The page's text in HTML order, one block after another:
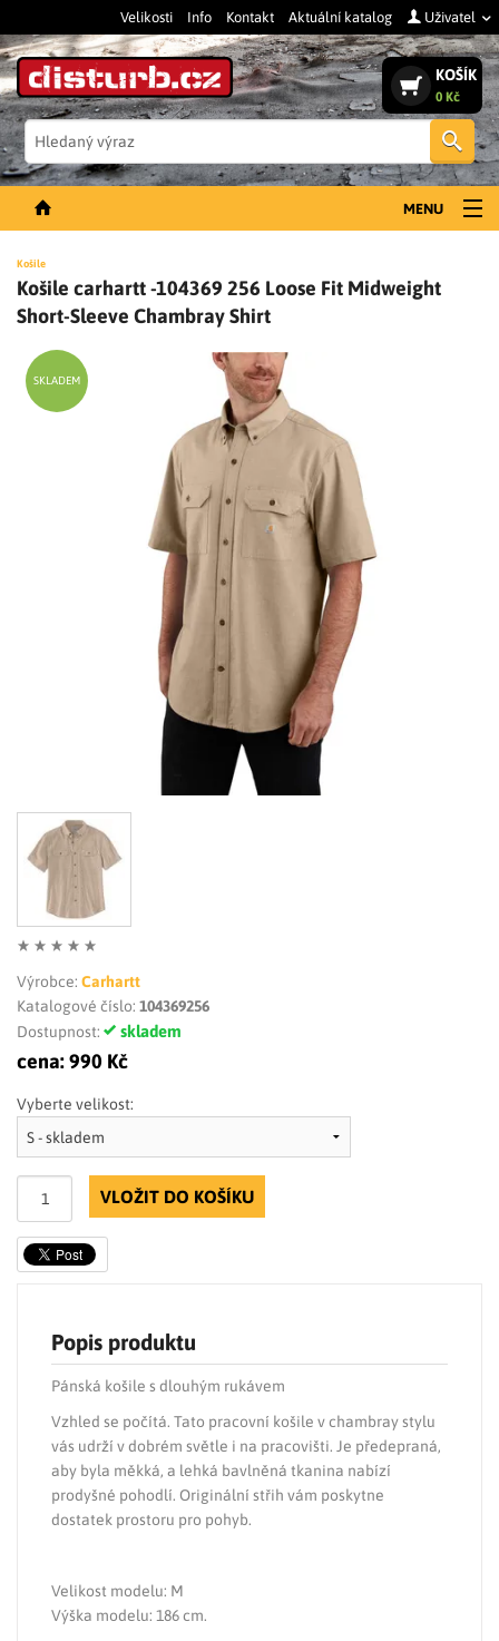
Velikosti Info Kontakt Aktuální katalog Uživatel
KOŠÍK
0 Kč
MENU
PÁNSKÉ OBLEČENÍ
DOPLŇKY
SLEVY A VÝPRODEJ
LIMITOVANÉ EDICE
Košile
Košile carhartt -104369 256 Loose Fit Midweight
Short-Sleeve Chambray Shirt
SKLADEM
Výrobce: Carhartt
Katalogové číslo: 104369256
Dostupnost:
skladem
cena:990 Kč
Vyberte velikost:
VLOŽIT DO KOŠÍKU
Popis produktu
Pánská košile s dlouhým rukávem
Vzhled se počítá. Tato pracovní košile v chambray stylu
vás udrží v dobrém světle i na pracovišti. Je předepraná,
aby byla měkká, a lehká bavlněná tkanina nabízí
prodyšné pohodlí. Originální střih vám poskytne
dostatek prostoru pro pohyb.
Velikost modelu: M
Výška modelu: 186 cm.